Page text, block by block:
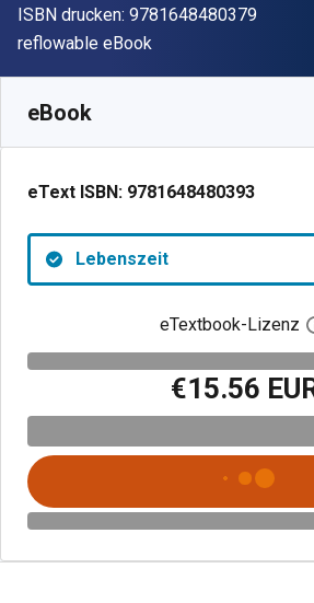
ISBN drucken: 9781648480379"ISBN-
Format
reflowable eBook
eBook
eText ISBN: 9781648480393
Lebenszeit
eTextbook-Lizenz
€15.56